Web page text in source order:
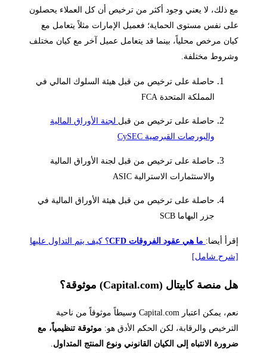
مع ذلك، لا يعني وجود أكثر من ترخيص أن كل العملاء يحصلون
على نفس مستوى الحماية؛ فعميل الإمارات مثلاً يتعامل مع
كيان مرخص محلياً، بينما قد يتعامل عميل آخر مع كيان مختلف
وشروط مختلفة.
حاصلة على ترخيص من قبل هيئة السلوك المالي في
المملكة المتحدة FCA
حاصلة على ترخيص من قبل لجنة الأوراق المالية
والبورصات القبرصية CySEC
حاصلة على ترخيص من قبل لجنة الأوراق المالية
والاستثمارات الاسترالية ASIC
حاصلة على ترخيص من قبل هيئة الأوراق المالية في
جزر البهاما SCB
إقرأ أيضا: ما هي عقود الفروقات CFD
؟ كيف يتم التداول عليها
[شرح شامل]
هل منصة كابيتال (Capital.com) موثوقة؟
نعم، يمكن اعتبار Capital.com وسيطاً موثوقاً من ناحية
الترخيص والرقابة، لكن الحكم الأدق هو: موثوقة تنظيمياً، مع
ضرورة الانتباه إلى الكيان القانوني ونوع المنتج المتداول